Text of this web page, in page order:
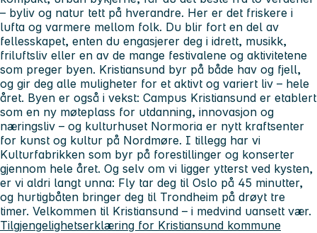
– byliv og natur tett på hverandre. Her er det friskere i
lufta og varmere mellom folk. Du blir fort en del av
fellesskapet, enten du engasjerer deg i idrett, musikk,
friluftsliv eller en av de mange festivalene og aktivitetene
som preger byen. Kristiansund byr på både hav og fjell,
og gir deg alle muligheter for et aktivt og variert liv – hele
året. Byen er også i vekst: Campus Kristiansund er etablert
som en ny møteplass for utdanning, innovasjon og
næringsliv – og kulturhuset Normoria er nytt kraftsenter
for kunst og kultur på Nordmøre. I tillegg har vi
Kulturfabrikken som byr på forestillinger og konserter
gjennom hele året. Og selv om vi ligger ytterst ved kysten,
er vi aldri langt unna: Fly tar deg til Oslo på 45 minutter,
og hurtigbåten bringer deg til Trondheim på drøyt tre
timer. Velkommen til Kristiansund – i medvind uansett vær.
Tilgjengelighetserklæring for Kristiansund kommune